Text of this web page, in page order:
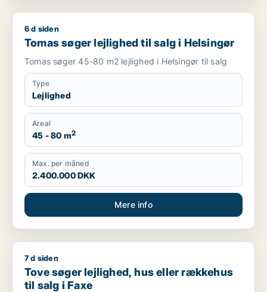
Tomas søger lejlighed til salg i Helsingør
6 d siden
Tomas søger lejlighed til salg i Helsingør
Tomas søger 45-80 m2 lejlighed i Helsingør til salg
Type
Lejlighed
Areal
45 - 80 m2
Max. per måned
2.400.000 DKK
Mere info
Tove søger lejlighed, hus eller rækkehus til salg i Faxe
7 d siden
Tove søger lejlighed, hus eller rækkehus
til salg i Faxe